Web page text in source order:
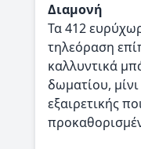
Διαμονή
Τα 412
τηλεόραση
καλλυντικά
δωματίου,
εξαιρετικής